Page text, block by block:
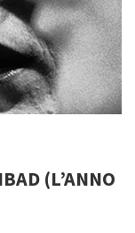
(L’ANNO